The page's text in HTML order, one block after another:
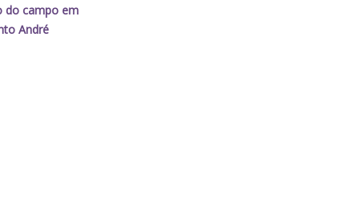
do campo em
André